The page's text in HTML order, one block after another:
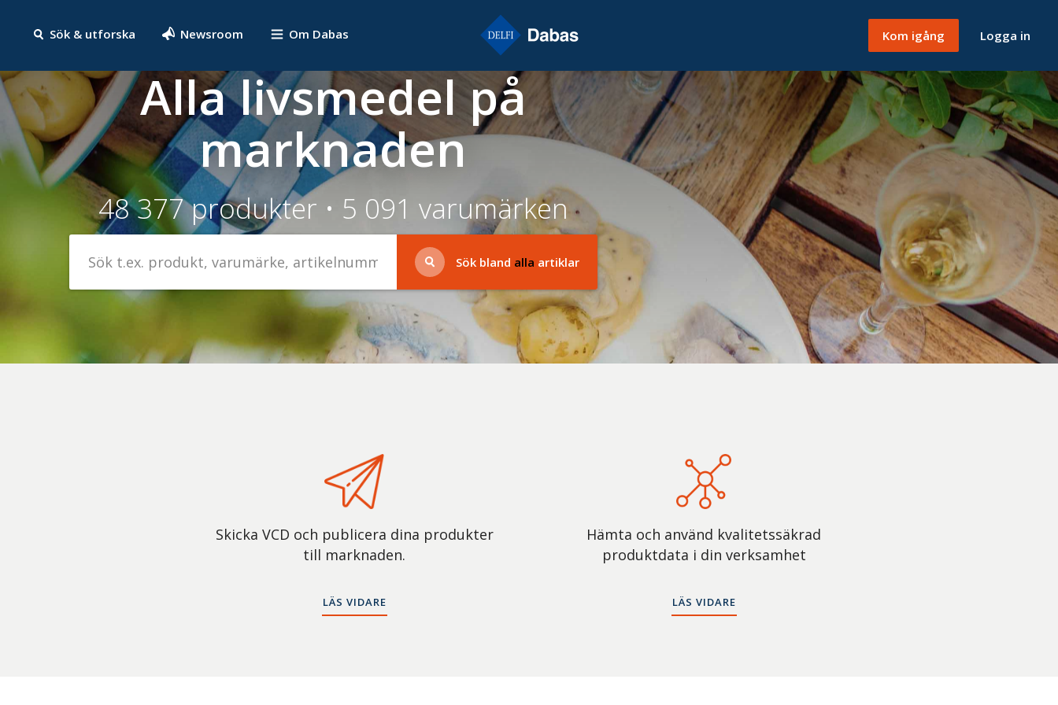
Sök & utforska Newsroom Om Dabas Kom igång Logga in
Alla livsmedel på
marknaden
48 377 produkter • 5 091 varumärken
Sök
livsmedel
artikelnummer,
företag
Sök bland alla artiklar
Skicka VCD och publicera dina produkter
till marknaden.
LÄS VIDARE
Hämta och använd kvalitetssäkrad
produktdata i din verksamhet
LÄS VIDARE